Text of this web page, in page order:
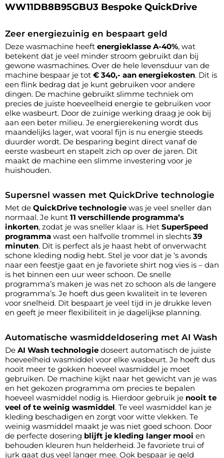
WW11DB8B95GBU3 Bespoke QuickDrive
Zeer energiezuinig en bespaart geld
Deze wasmachine heeft energieklasse A-40%, wat
betekent dat je veel minder stroom gebruikt dan bij
gewone wasmachines. Over de hele levensduur van de
machine bespaar je tot € 340,- aan energiekosten. Dit is
een flink bedrag dat je kunt gebruiken voor andere
dingen. De machine gebruikt slimme techniek om
precies de juiste hoeveelheid energie te gebruiken voor
elke wasbeurt. Door de zuinige werking draag je ook bij
aan een beter milieu. Je energierekening wordt dus
maandelijks lager, wat vooral fijn is nu energie steeds
duurder wordt. De besparing begint direct vanaf de
eerste wasbeurt en stapelt zich op over de jaren. Dit
maakt de machine een slimme investering voor je
huishouden.
Supersnel wassen met QuickDrive technologie
Met de QuickDrive technologie was je veel sneller dan
normaal. Je kunt 11 verschillende programma’s
inkorten, zodat je was sneller klaar is. Het SuperSpeed
programma wast een halfvolle trommel in slechts 39
minuten. Dit is perfect als je haast hebt of onverwacht
schone kleding nodig hebt. Stel je voor dat je ‘s avonds
naar een feestje gaat en je favoriete shirt nog vies is – dan
is het binnen een uur weer schoon. De snelle
programma’s maken je was net zo schoon als de langere
programma’s. Je hoeft dus geen kwaliteit in te leveren
voor snelheid. Dit bespaart je veel tijd in je drukke leven
en geeft je meer flexibiliteit in je dagelijkse planning.
Automatische wasmiddeldosering met AI Wash
De AI Wash technologie doseert automatisch de juiste
hoeveelheid wasmiddel voor elke wasbeurt. Je hoeft dus
nooit meer te gokken hoeveel wasmiddel je moet
gebruiken. De machine kijkt naar het gewicht van je was
en het gekozen programma om precies te bepalen
hoeveel wasmiddel nodig is. Hierdoor gebruik je nooit te
veel of te weinig wasmiddel. Te veel wasmiddel kan je
kleding beschadigen en zorgt voor witte vlekken. Te
weinig wasmiddel maakt je was niet goed schoon. Door
de perfecte dosering blijft je kleding langer mooi en
behouden kleuren hun helderheid. Je favoriete trui of
jurk gaat dus veel langer mee. Ook bespaar je geld